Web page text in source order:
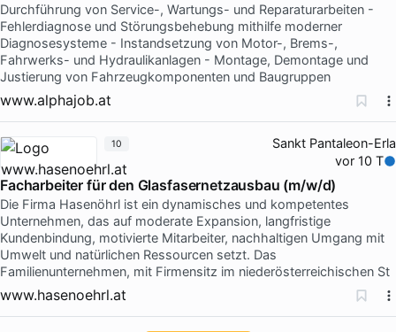
Durchführung von Service-, Wartungs- und Reparaturarbeiten -
Fehlerdiagnose und Störungsbehebung mithilfe moderner
Diagnosesysteme - Instandsetzung von Motor-, Brems-,
Fahrwerks- und Hydraulikanlagen - Montage, Demontage und
Justierung von Fahrzeugkomponenten und Baugruppen
www.alphajob.at
Sankt Pantaleon-Erla
vor 10 T
Facharbeiter für den Glasfasernetzausbau (m/w/d)
Die Firma Hasenöhrl ist ein dynamisches und kompetentes
Unternehmen, das auf moderate Expansion, langfristige
Kundenbindung, motivierte Mitarbeiter, nachhaltigen Umgang mit
Umwelt und natürlichen Ressourcen setzt. Das
Familienunternehmen, mit Firmensitz im niederösterreichischen St
www.hasenoehrl.at
10